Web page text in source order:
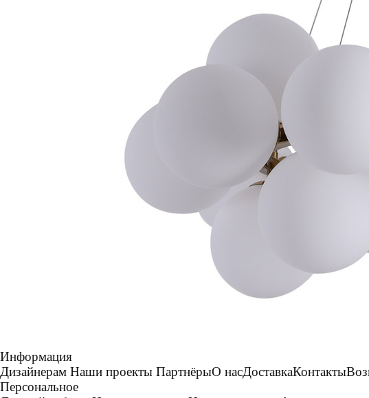
Информация
Дизайнерам Наши проекты ПартнёрыО насДоставкаКонтакты
Персональное